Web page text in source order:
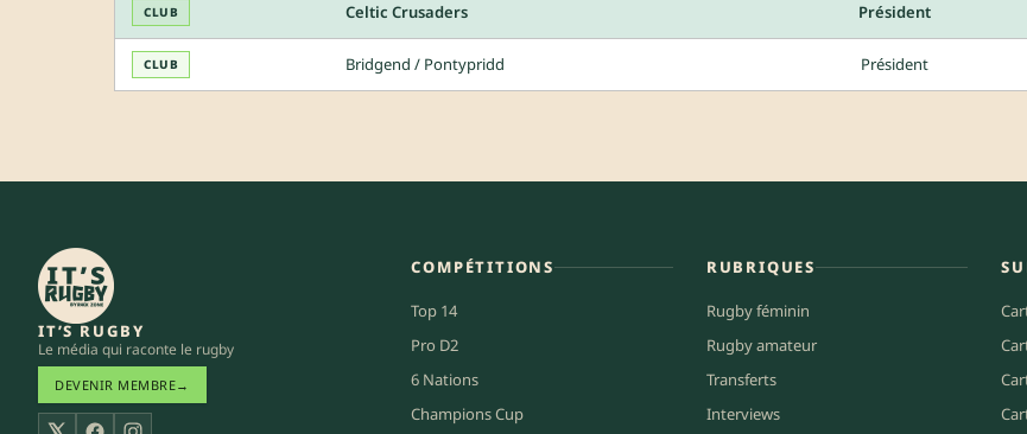
CLUB Celtic Crusaders Président
CLUB Bridgend / Pontypridd Président
IT’S RUGBY
Le média qui raconte le rugby
DEVENIR MEMBRE→
COMPÉTITIONS
Top 14
Pro D2
6 Nations
Champions Cup
RUBRIQUES
Rugby féminin
Rugby amateur
Transferts
Interviews